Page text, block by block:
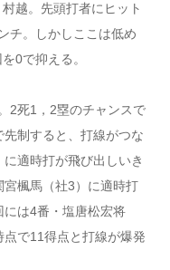
越。先頭打者にヒット
チ。しかしここは低め
0で抑える。
2死1，2塁のチャンスで
制すると、打線がつな
適時打が飛び出しいき
楓馬（社3）に適時打
は4番・塩唐松宏将
点で11得点と打線が爆発